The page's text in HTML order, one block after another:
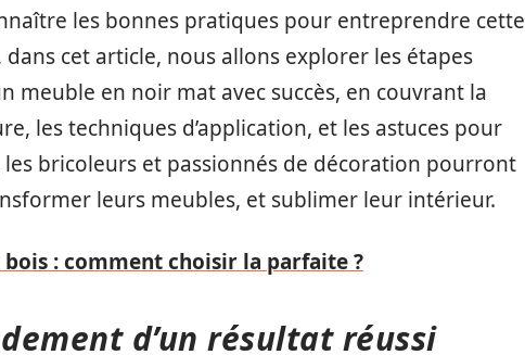
les bonnes pratiques pour entreprendre cette
cet article, nous allons explorer les étapes
meuble en noir mat avec succès, en couvrant la
les techniques d’application, et les astuces pour
bricoleurs et passionnés de décoration pourront
leurs meubles, et sublimer leur intérieur.
bois : comment choisir la parfaite ?
d’un résultat réussi